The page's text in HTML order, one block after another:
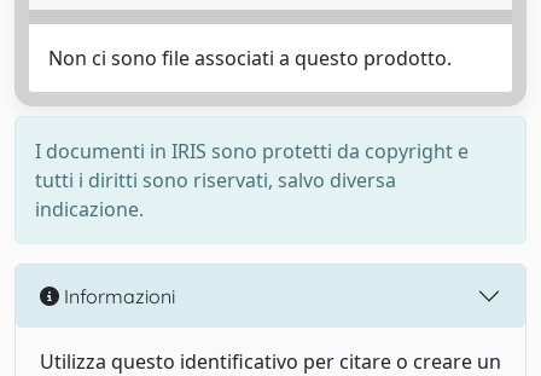
Non ci sono file associati a questo prodotto.
I documenti in IRIS sono protetti da copyright e
tutti i diritti sono riservati, salvo diversa
indicazione.
Informazioni
Utilizza questo identificativo per citare o creare un